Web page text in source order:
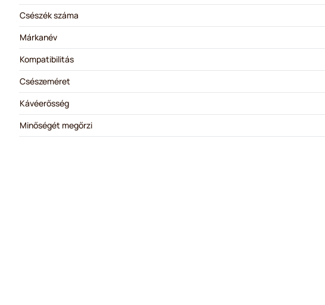
Csészék száma
Márkanév
Kompatibilitás
Csészeméret
Kávéerősség
Minőségét megőrzi